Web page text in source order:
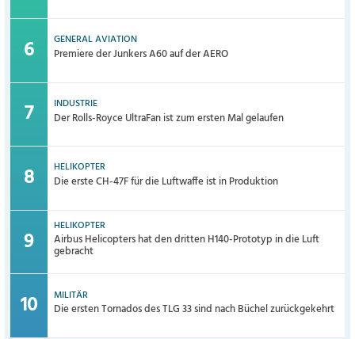
GENERAL AVIATION
Premiere der Junkers A60 auf der AERO
INDUSTRIE
Der Rolls-Royce UltraFan ist zum ersten Mal gelaufen
HELIKOPTER
Die erste CH-47F für die Luftwaffe ist in Produktion
HELIKOPTER
Airbus Helicopters hat den dritten H140-Prototyp in die Luft
gebracht
MILITÄR
Die ersten Tornados des TLG 33 sind nach Büchel zurückgekehrt